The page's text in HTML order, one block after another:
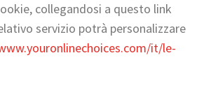
collegandosi a questo link
servizio potrà personalizzare
it/le-